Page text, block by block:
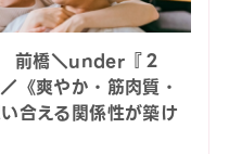
橋＼under『２
《爽やか・筋肉質・
合える関係性が築け